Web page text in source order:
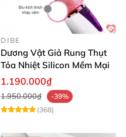
DIBE
Dương Vật Giả Rung Thụt
Tỏa Nhiệt Silicon Mềm Mại
1.190.000₫
1.950.000₫
-39%
(368)